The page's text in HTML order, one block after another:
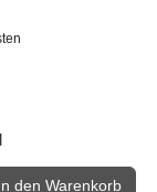
den Warenkorb